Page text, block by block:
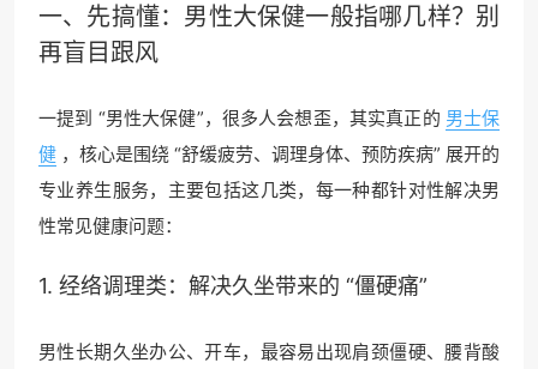
一、先搞懂：男性大保健一般指哪几样？别
再盲目跟风
一提到 “男性大保健”，很多人会想歪，其实真正的 男士保
健 ，核心是围绕 “舒缓疲劳、调理身体、预防疾病” 展开的
专业养生服务，主要包括这几类，每一种都针对性解决男
性常见健康问题：
1. 经络调理类：解决久坐带来的 “僵硬痛”
男性长期久坐办公、开车，最容易出现肩颈僵硬、腰背酸